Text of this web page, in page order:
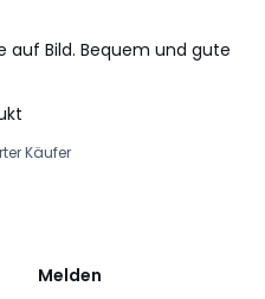
auf Bild. Bequem und gute
Käufer
Melden